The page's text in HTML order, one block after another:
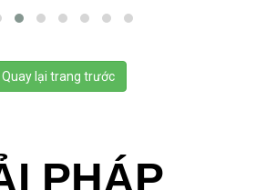
Quay lại trang trước
PHÁP